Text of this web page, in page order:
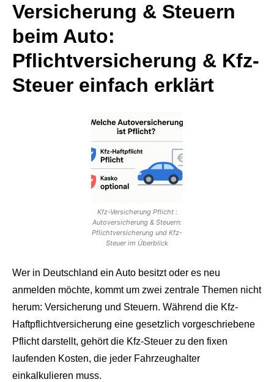
Versicherung & Steuern
beim Auto:
Pflichtversicherung & Kfz-
Steuer einfach erklärt
Kfz-Versicherung Pflicht :
Autoversicherung & Steuern:
Pflichtversicherung und Kfz-
Steuer im Überblick
Wer in Deutschland ein Auto besitzt oder es neu
anmelden möchte, kommt um zwei zentrale Themen nicht
herum: Versicherung und Steuern. Während die Kfz-
Haftpflichtversicherung eine gesetzlich vorgeschriebene
Pflicht darstellt, gehört die Kfz-Steuer zu den fixen
laufenden Kosten, die jeder Fahrzeughalter
einkalkulieren muss.